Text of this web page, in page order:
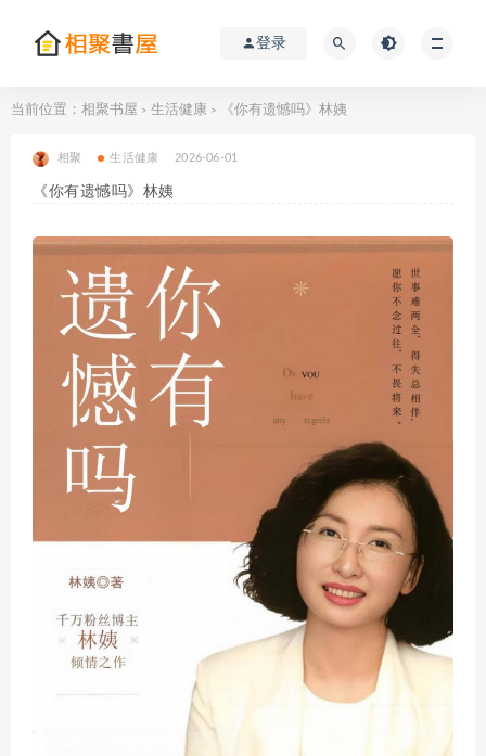
登录
当前位置： 相聚书屋 > 生活健康 > 《你有遗憾吗》林姨
相聚 生活健康 2026-06-01
《你有遗憾吗》林姨